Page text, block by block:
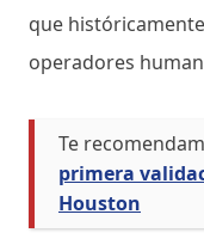
que
operadores
Te
primera
Houston